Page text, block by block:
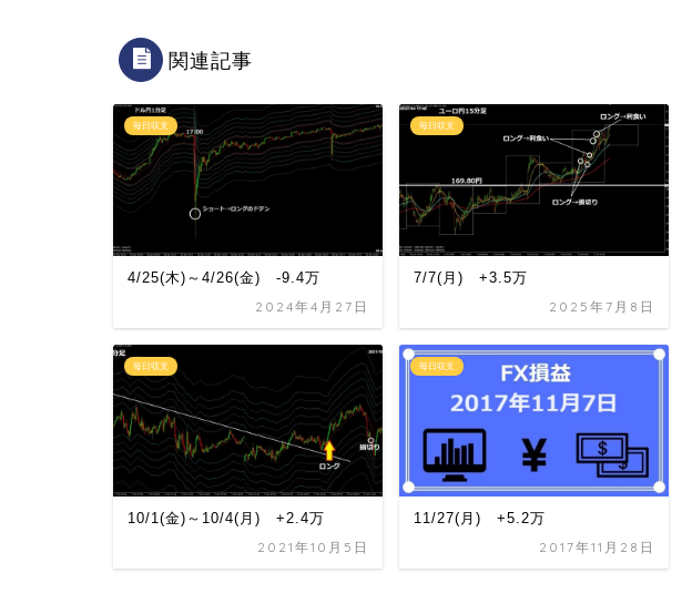
関連記事
毎日収支
4/25(木)～4/26(金) -9.4万
2024年4月27日
毎日収支
7/7(月) +3.5万
2025年7月8日
毎日収支
10/1(金)～10/4(月) +2.4万
2021年10月5日
毎日収支
11/27(月) +5.2万
2017年11月28日